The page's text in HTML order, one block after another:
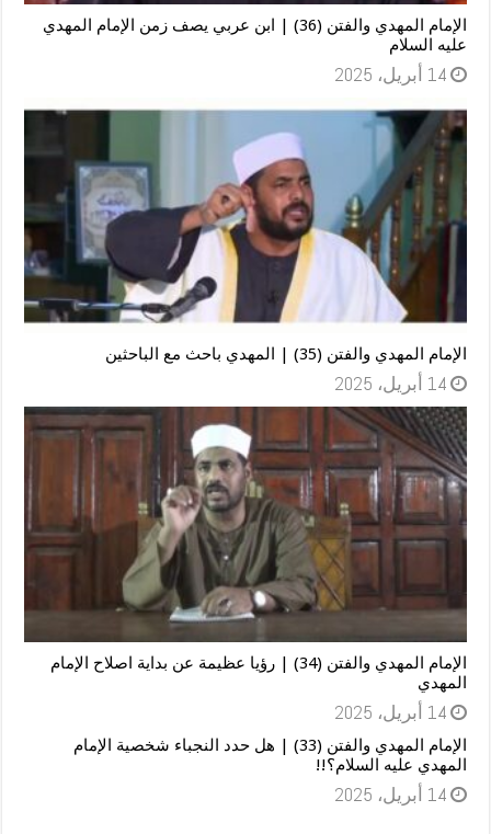
الإمام المهدي والفتن (36) | ابن عربي يصف زمن الإمام المهدي
عليه السلام
14 أبريل، 2025
الإمام المهدي والفتن (35) | المهدي باحث مع الباحثين
14 أبريل، 2025
الإمام المهدي والفتن (34) | رؤيا عظيمة عن بداية اصلاح الإمام
المهدي
14 أبريل، 2025
الإمام المهدي والفتن (33) | هل حدد النجباء شخصية الإمام
المهدي عليه السلام؟!!
14 أبريل، 2025